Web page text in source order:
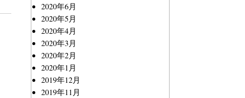
2020年6月
2020年5月
2020年4月
2020年3月
2020年2月
2020年1月
2019年12月
2019年11月